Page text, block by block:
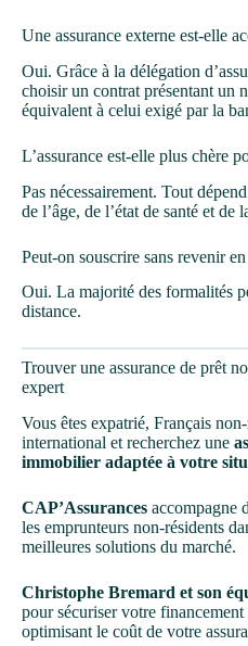
Une assurance externe est-elle
Oui. Grâce à la délégation
choisir un contrat présentant un
équivalent à celui exigé par la
L’assurance est-elle plus chère
Pas nécessairement. Tout
de l’âge, de l’état de santé et de
Peut-on souscrire sans revenir
Oui. La majorité des formalités
distance.
Trouver une assurance de prêt
expert
Vous êtes expatrié, Français
international et recherchez une
immobilier adaptée à votre
CAP’Assurances accompagne
les emprunteurs non-résidents
meilleures solutions du marché.
Christophe Bremard et son
pour sécuriser votre
optimisant le coût de votre